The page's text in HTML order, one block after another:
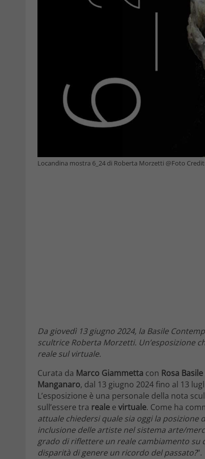
Locandina mostra 6_24 di Roberta Morzetti @Foto
Da giovedì 13 giugno 2024, la Basile
scultrice Roberta Morzetti. Un’esposizione
reale sul virtuale.
Curata da Marco Giammetta con Rosa Basile
Manganaro, dal 13 giugno 2024 fino al 13
L’esposizione è una personale della nota
sull’essere tra reale e virtuale. Come ha
attuale chiedersi quale sia oggi la posizione
inclusione delle artiste nel sistema arte/
grado di riflettere un reale cambiamento su
disparità di genere un ricordo del passato?“.